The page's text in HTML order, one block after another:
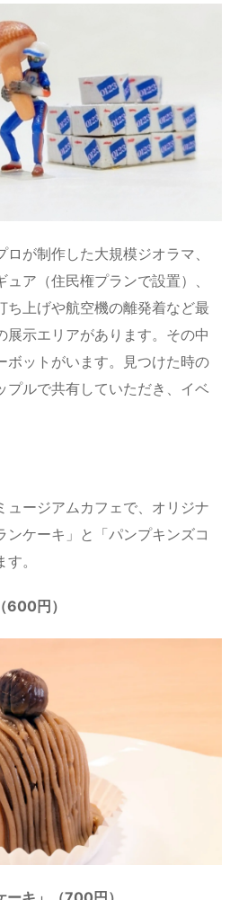
が制作した大規模ジオラマ、
ア（住民権プランで設置）、
ち上げや航空機の離発着など最
展示エリアがあります。その中
ボットがいます。見つけた時の
プルで共有していただき、イベ
ュージアムカフェで、オリジナ
ンケーキ」と「パンプキンズコ
。
600円）